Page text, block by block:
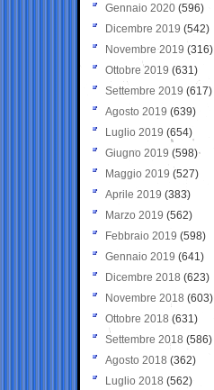
Gennaio 2020 (596)
Dicembre 2019 (542)
Novembre 2019 (316)
Ottobre 2019 (631)
Settembre 2019 (617)
Agosto 2019 (639)
Luglio 2019 (654)
Giugno 2019 (598)
Maggio 2019 (527)
Aprile 2019 (383)
Marzo 2019 (562)
Febbraio 2019 (598)
Gennaio 2019 (641)
Dicembre 2018 (623)
Novembre 2018 (603)
Ottobre 2018 (631)
Settembre 2018 (586)
Agosto 2018 (362)
Luglio 2018 (562)